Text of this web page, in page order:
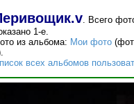
. Всего
1-е.
из альбома: Мои фото
всех альбомов